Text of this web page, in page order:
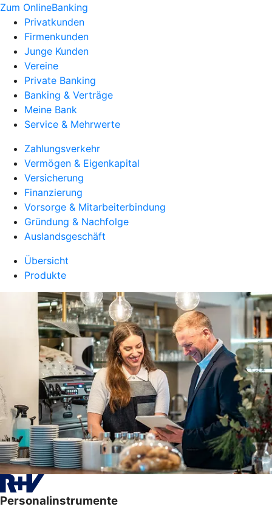
Zum OnlineBanking
Privatkunden
Firmenkunden
Junge Kunden
Vereine
Private Banking
Banking & Verträge
Meine Bank
Service & Mehrwerte
Zahlungsverkehr
Vermögen & Eigenkapital
Versicherung
Finanzierung
Vorsorge & Mitarbeiterbindung
Gründung & Nachfolge
Auslandsgeschäft
Übersicht
Produkte
Personalinstrumente